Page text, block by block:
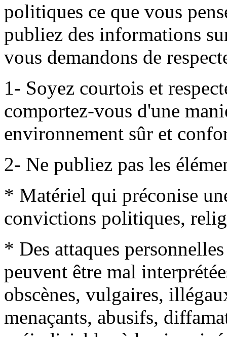
politiques ce que vous
publiez des informations
vous demandons de
1- Soyez courtois et
comportez-vous d'une
environnement sûr et
2- Ne publiez pas les
* Matériel qui préconise
convictions politiques,
* Des attaques
peuvent être mal
obscènes, vulgaires,
menaçants, abusifs,